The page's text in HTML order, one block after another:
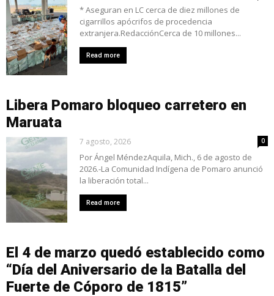
* Aseguran en LC cerca de diez millones de
cigarrillos apócrifos de procedencia
extranjera.RedacciónCerca de 10 millones...
Read more
Libera Pomaro bloqueo carretero en
Maruata
7 agosto, 2026 0
Por Ángel MéndezAquila, Mich., 6 de agosto de
2026.-La Comunidad Indígena de Pomaro anunció
la liberación total...
Read more
El 4 de marzo quedó establecido como
“Día del Aniversario de la Batalla del
Fuerte de Cóporo de 1815”